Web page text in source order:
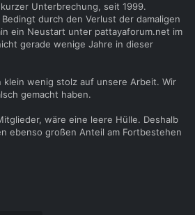
Unterbrechung, seit 1999.
durch den Verlust der damaligen
ein Neustart unter pattayaforum.net im
gerade wenige Jahre in dieser
klein wenig stolz auf unsere Arbeit. Wir
gemacht haben.
wäre eine leere Hülle. Deshalb
ebenso großen Anteil am Fortbestehen